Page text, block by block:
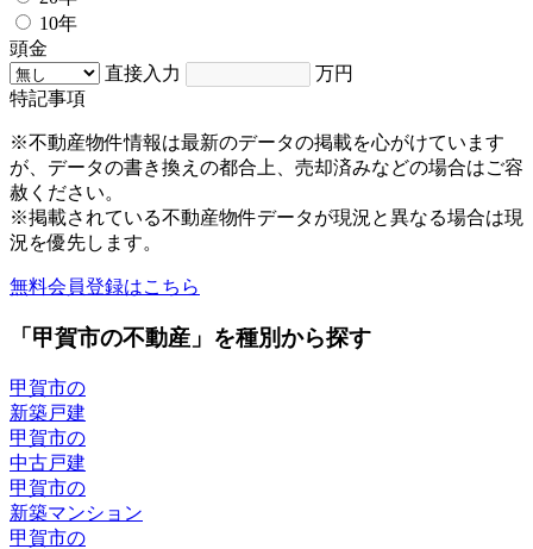
10年
頭金
直接入力
万円
特記事項
※不動産物件情報は最新のデータの掲載を心がけています
が、データの書き換えの都合上、売却済みなどの場合はご容
赦ください。
※掲載されている不動産物件データが現況と異なる場合は現
況を優先します。
無料会員登録はこちら
「甲賀市の不動産」を種別から探す
甲賀市の
新築戸建
甲賀市の
中古戸建
甲賀市の
新築マンション
甲賀市の